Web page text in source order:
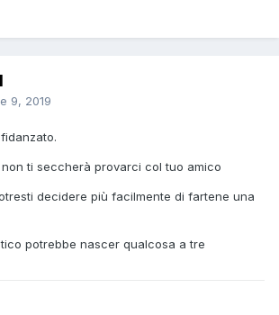
9, 2019
non ti seccherà provarci col tuo amico
decidere più facilmente di fartene una
potrebbe nascer qualcosa a tre